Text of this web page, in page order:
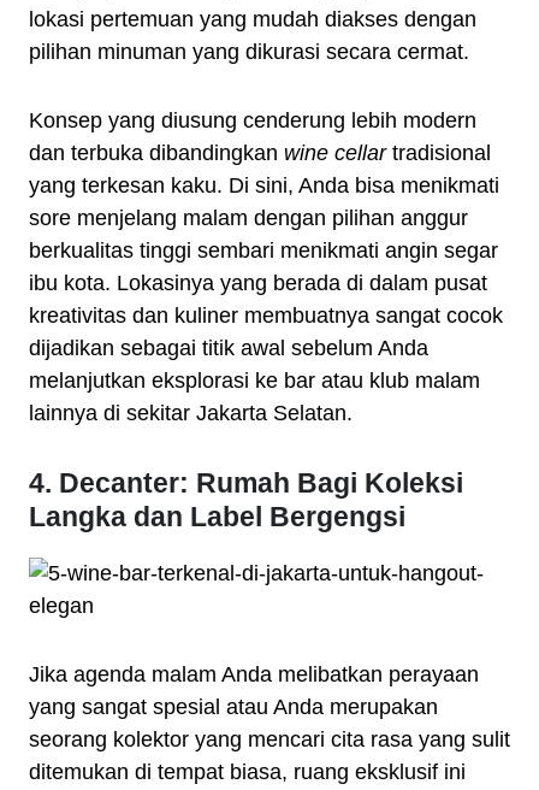
lokasi pertemuan yang mudah diakses dengan
pilihan minuman yang dikurasi secara cermat.
Konsep yang diusung cenderung lebih modern
dan terbuka dibandingkan wine cellartradisional
yang terkesan kaku. Di sini, Anda bisa menikmati
sore menjelang malam dengan pilihan anggur
berkualitas tinggi sembari menikmati angin segar
ibu kota. Lokasinya yang berada di dalam pusat
kreativitas dan kuliner membuatnya sangat cocok
dijadikan sebagai titik awal sebelum Anda
melanjutkan eksplorasi ke bar atau klub malam
lainnya di sekitar Jakarta Selatan.
4. Decanter: Rumah Bagi Koleksi
Langka dan Label Bergengsi
Jika agenda malam Anda melibatkan perayaan
yang sangat spesial atau Anda merupakan
seorang kolektor yang mencari cita rasa yang sulit
ditemukan di tempat biasa, ruang eksklusif ini